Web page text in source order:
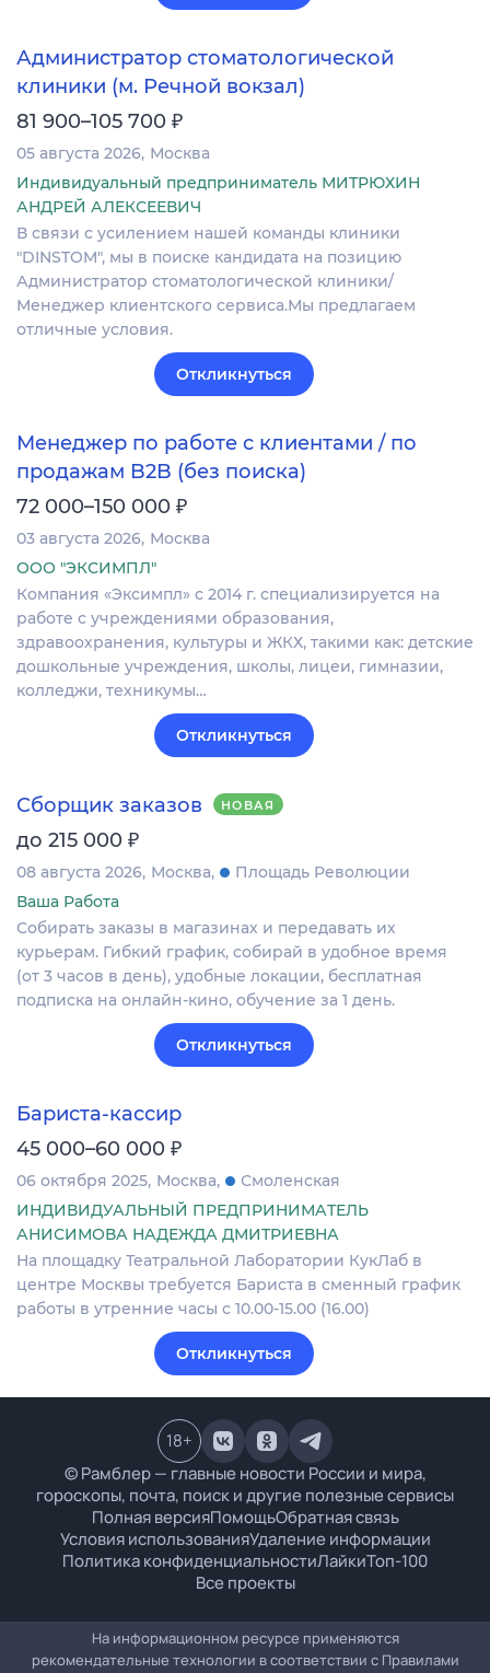
Администратор стоматологической
клиники (м. Речной вокзал)
81 900–105 700 ₽
05 августа 2026 Москва
Индивидуальный предприниматель МИТРЮХИН
АНДРЕЙ АЛЕКСЕЕВИЧ
В связи с усилением нашей команды клиники
"DINSTOM", мы в поиске кандидата на позицию
Администратор стоматологической клиники/
Менеджер клиентского сервиса.Мы предлагаем
отличные условия.
Откликнуться
Менеджер по работе с клиентами / по
продажам B2B (без поиска)
72 000–150 000 ₽
03 августа 2026 Москва
ООО "ЭКСИМПЛ"
Компания «Эксимпл» с 2014 г. специализируется на
работе с учреждениями образования,
здравоохранения, культуры и ЖКХ, такими как: детские
дошкольные учреждения, школы, лицеи, гимназии,
колледжи, техникумы…
Откликнуться
Сборщик заказов НОВАЯ
до 215 000 ₽
08 августа 2026 Москва
Площадь Революции
Ваша Работа
Собирать заказы в магазинах и передавать их
курьерам. Гибкий график, собирай в удобное время
(от 3 часов в день), удобные локации, бесплатная
подписка на онлайн-кино, обучение за 1 день.
Откликнуться
Бариста-кассир
45 000–60 000 ₽
06 октября 2025 Москва
Смоленская
ИНДИВИДУАЛЬНЫЙ ПРЕДПРИНИМАТЕЛЬ
АНИСИМОВА НАДЕЖДА ДМИТРИЕВНА
На площадку Театральной Лаборатории КукЛаб в
центре Москвы требуется Бариста в сменный график
работы в утренние часы с 10.00-15.00 (16.00)
Откликнуться
© Рамблер — главные новости России и мира,
гороскопы, почта, поиск и другие полезные сервисы
Полная версияПомощьОбратная связь
Условия использованияУдаление информации
Политика конфиденциальностиЛайкиТоп-100
Все проекты
18+
На информационном ресурсе применяются
рекомендательные технологии в соответствии с Правилами